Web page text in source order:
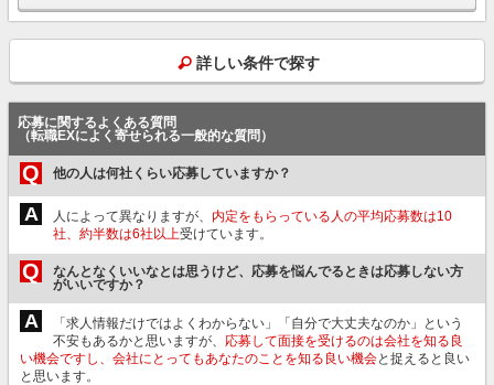
詳しい条件で探す
応募に関するよくある質問
（転職EXによく寄せられる一般的な質問）
Q 他の人は何社くらい応募していますか？
A 人によって異なりますが、 内定をもらっている人の平均応募数は10
社、約半数は6社以上受けています。
Q
なんとなくいいなとは思うけど、応募を悩んでるときは応募しない方
がいいですか？
A
「求人情報だけではよくわからない」「自分で大丈夫なのか」という
不安もあるかと思いますが、 応募して面接を受けるのは会社を知る良
い機会ですし、会社にとってもあなたのことを知る良い機会と捉えると良い
と思います。